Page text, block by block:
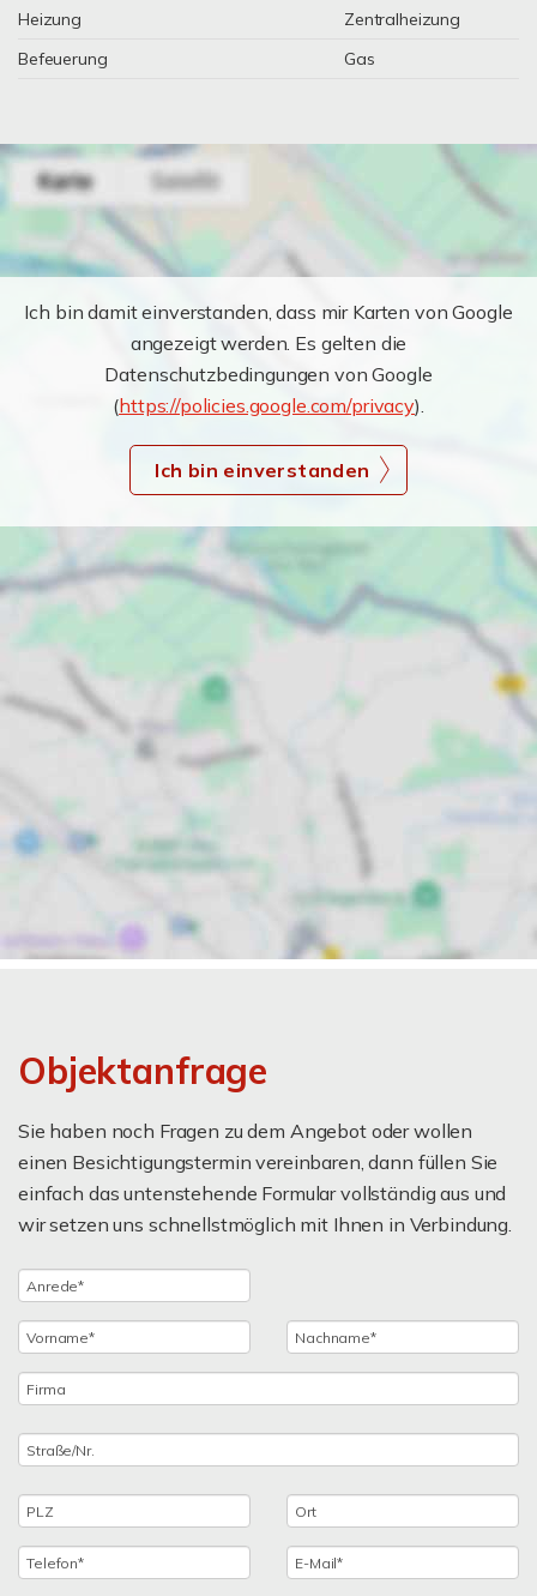
Heizung
Zentralheizung
Befeuerung
Gas
Ich bin damit einverstanden, dass mir Karten von Google
angezeigt werden. Es gelten die
Datenschutzbedingungen von Google
(https://policies.google.com/privacy).
Ich bin einverstanden
Objektanfrage
Sie haben noch Fragen zu dem Angebot oder wollen
einen Besichtigungstermin vereinbaren, dann füllen Sie
einfach das untenstehende Formular vollständig aus und
wir setzen uns schnellstmöglich mit Ihnen in Verbindung.